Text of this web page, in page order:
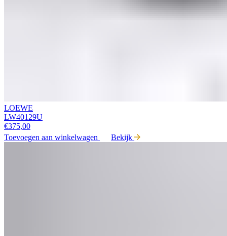
LOEWE
LW40129U
€375,00
Toevoegen aan winkelwagen
Bekijk